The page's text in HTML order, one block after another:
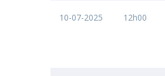
10-07-2025 12h00